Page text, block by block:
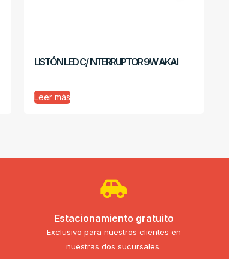
LISTÓN LED C/ INTERRUPTOR 9W AKAI
Leer más
Estacionamiento gratuito
Exclusivo para nuestros clientes en
nuestras dos sucursales.